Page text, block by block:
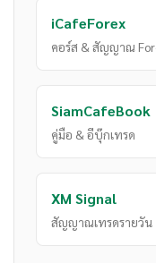
iCafeForex
คอร์ส & สัญญาณ
SiamCafeBook
คู่มือ & อีบุ๊กเทรด
XM Signal
สัญญาณเทรดรายวัน